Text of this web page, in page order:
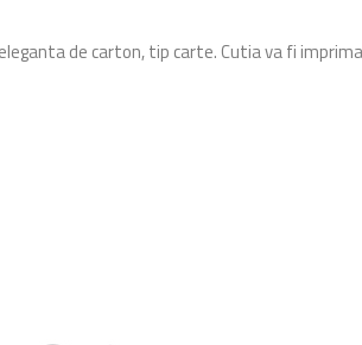
de carton, tip carte. Cutia va fi